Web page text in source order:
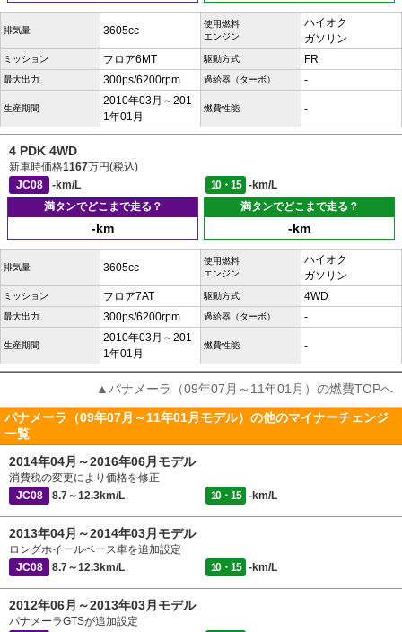
排気量 3605cc
使用燃料
エンジン
ハイオク
ガソリン
ミッション フロア6MT 駆動方式 FR
最大出力 300ps/6200rpm 過給器（ターボ） -
生産期間
2010年03月～201
1年01月
燃費性能 -
4 PDK 4WD
新車時価格1167万円(税込)
JC08
-km/L 10・15
-km/L
満タンでどこまで走る？
-km
満タンでどこまで走る？
-km
排気量 3605cc
使用燃料
エンジン
ハイオク
ガソリン
ミッション フロア7AT 駆動方式 4WD
最大出力 300ps/6200rpm 過給器（ターボ） -
生産期間
2010年03月～201
1年01月
燃費性能 -
▲パナメーラ（09年07月～11年01月）の燃費TOPへ
パナメーラ（09年07月～11年01月モデル）の他のマイナーチェンジ
一覧
2014年04月～2016年06月モデル
消費税の変更により価格を修正
JC08
8.7～12.3km/L 10・15 -km/L
2013年04月～2014年03月モデル
ロングホイールベース車を追加設定
JC08
8.7～12.3km/L 10・15 -km/L
2012年06月～2013年03月モデル
パナメーラGTSが追加設定